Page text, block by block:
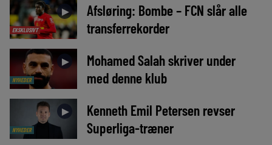
EKSKLUSIVT
►
Afsløring: Bombe – FCN slår alle
transferrekorder
NYHEDER
►
Mohamed Salah skriver under
med denne klub
NYHEDER
►
Kenneth Emil Petersen revser
Superliga-træner